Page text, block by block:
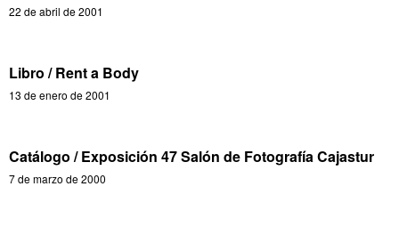
22 de abril de 2001
Libro / Rent a Body
13 de enero de 2001
Catálogo / Exposición 47 Salón de Fotografía Cajastur
7 de marzo de 2000